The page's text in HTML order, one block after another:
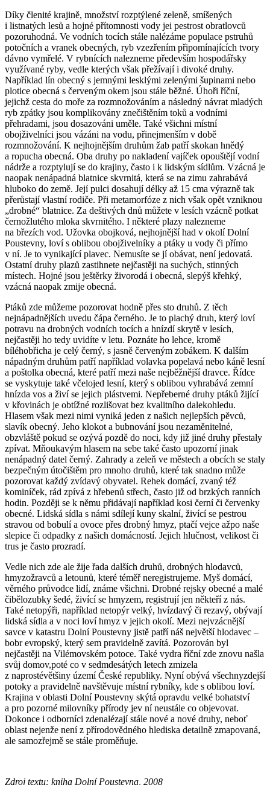
Díky členité krajině, množství rozptýlené zeleně, smíšených
i listnatých lesů a hojné přítomnosti vody jei pestrost obratlovců
pozoruhodná. Ve vodních tocích stále nalézáme populace pstruhů
potočních a vranek obecných, ryb vzezřením připomínajících tvory
dávno vymřelé. V rybnících nalezneme především hospodářsky
využívané ryby, vedle kterých však přežívají i divoké druhy.
Například lín obecný s jemnými lesklými zelenými šupinami nebo
plotice obecná s červeným okem jsou stále běžné. Úhoři říční,
jejichž cesta do moře za rozmnožováním a následný návrat mladých
ryb zpátky jsou komplikovány znečištěním toků a vodními
přehradami, jsou dosazováni uměle. Také všichni místní
obojživelníci jsou vázáni na vodu, přinejmenším v době
rozmnožování. K nejhojnějším druhům žab patří skokan hnědý
a ropucha obecná. Oba druhy po nakladení vajíček opouštějí vodní
nádrže a rozptylují se do krajiny, často i k lidským sídlům. Vzácná je
naopak nenápadná blatnice skvrnitá, která se na zimu zahrabává
hluboko do země. Její pulci dosahují délky až 15 cma výrazně tak
přerůstají vlastní rodiče. Při metamorfóze z nich však opět vzniknou
„drobné“ blatnice. Za deštivých dnů můžete v lesích vzácně potkat
černožlutého mloka skvrnitého. I některé plazy nalezneme
na březích vod. Užovka obojková, nejhojnější had v okolí Dolní
Poustevny, loví s oblibou obojživelníky a ptáky u vody či přímo
v ní. Je to vynikající plavec. Nemusíte se jí obávat, není jedovatá.
Ostatní druhy plazů zastihnete nejčastěji na suchých, stinných
místech. Hojné jsou ještěrky živorodá i obecná, slepýš křehký,
vzácná naopak zmije obecná.
Ptáků zde můžeme pozorovat hodně přes sto druhů. Z těch
nejnápadnějších uvedu čápa černého. Je to plachý druh, který loví
potravu na drobných vodních tocích a hnízdí skrytě v lesích,
nejčastěji ho tedy uvidíte v letu. Poznáte ho lehce, kromě
bíléhobřicha je celý černý, s jasně červeným zobákem. K dalším
nápadným druhům patří například volavka popelavá nebo káně lesní
a poštolka obecná, které patří mezi naše nejběžnější dravce. Řídce
se vyskytuje také včelojed lesní, který s oblibou vyhrabává zemní
hnízda vos a živí se jejich plástvemi. Nepřeberné druhy ptáků žijící
v křovinách je obtížné rozlišovat bez kvalitního dalekohledu.
Hlasem však mezi nimi vyniká jeden z našich nejlepších pěvců,
slavík obecný. Jeho klokot a bubnování jsou nezaměnitelné,
obzvláště pokud se ozývá pozdě do noci, kdy již jiné druhy přestaly
zpívat. Mňoukavým hlasem na sebe také často upozorní jinak
nenápadný datel černý. Zahrady a zeleň ve městech a obcích se staly
bezpečným útočištěm pro mnoho druhů, které tak snadno může
pozorovat každý zvídavý obyvatel. Rehek domácí, zvaný též
kominíček, rád zpívá z hřebenů střech, často již od brzkých ranních
hodin. Později se k němu přidávají například kosi černí či červenky
obecné. Lidská sídla s námi sdílejí kuny skalní, živící se pestrou
stravou od bobulí a ovoce přes drobný hmyz, ptačí vejce ažpo naše
slepice či odpadky z našich domácností. Jejich hlučnost, velikost či
trus je často prozradí.
Vedle nich zde ale žije řada dalších druhů, drobných hlodavců,
hmyzožravců a letounů, které téměř neregistrujeme. Myš domácí,
věrného průvodce lidí, známe všichni. Drobné rejsky obecné a malé
čibělozubky šedé, živící se hmyzem, registrují jen někteří z nás.
Také netopýři, například netopýr velký, hvízdavý či rezavý, obývají
lidská sídla a v noci loví hmyz v jejich okolí. Mezi nejvzácnější
savce v katastru Dolní Poustevny jistě patří náš největší hlodavec –
bobr evropský, který sem pravidelně zavítá. Pozorován byl
nejčastěji na Vilémovském potoce. Také vydra říční zde znovu našla
svůj domov,poté co v sedmdesátých letech zmizela
z naprostévětšiny území České republiky. Nyní obývá všechnyzdejší
potoky a pravidelně navštěvuje místní rybníky, kde s oblibou loví.
Krajina v oblasti Dolní Poustevny skýtá opravdu velké bohatství
a pro pozorné milovníky přírody jev ní neustále co objevovat.
Dokonce i odborníci zdenalézají stále nové a nové druhy, neboť
oblast nejenže není z přírodovědného hlediska detailně zmapovaná,
ale samozřejmě se stále proměňuje.
Zdroj textu: kniha Dolní Poustevna, 2008